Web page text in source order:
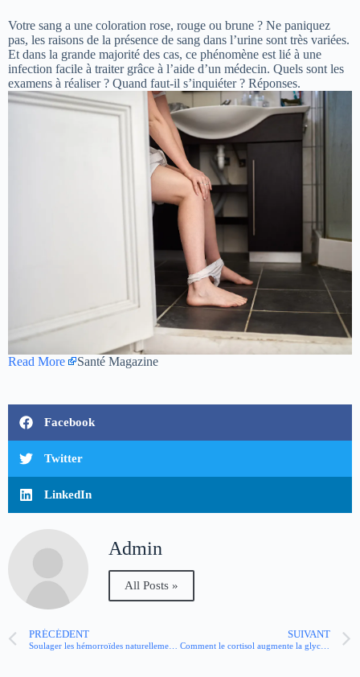
Votre sang a une coloration rose, rouge ou brune ? Ne paniquez
pas, les raisons de la présence de sang dans l’urine sont très variées.
Et dans la grande majorité des cas, ce phénomène est lié à une
infection facile à traiter grâce à l’aide d’un médecin. Quels sont les
examens à réaliser ? Quand faut-il s’inquiéter ? Réponses.
Read More Santé Magazine
Facebook
Twitter
LinkedIn
Admin
All Posts »
PRÉCÉDENT SUIVANT
Comment le cortisol augmente la glycémie ?